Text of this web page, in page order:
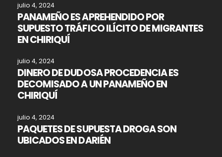
julio 4, 2024
PANAMEÑO ES APREHENDIDO POR
SUPUESTO TRÁFICO ILÍCITO DE MIGRANTES
EN CHIRIQUÍ
julio 4, 2024
DINERO DE DUDOSA PROCEDENCIA ES
DECOMISADO A UN PANAMEÑO EN
CHIRIQUÍ
julio 4, 2024
PAQUETES DE SUPUESTA DROGA SON
UBICADOS EN DARIÉN